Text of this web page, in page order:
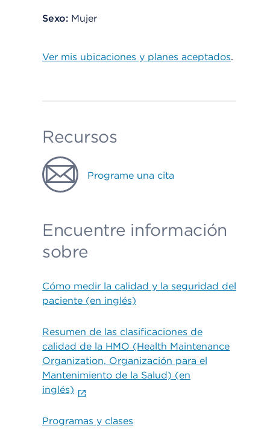
Sexo: Mujer
Ver mis ubicaciones y planes aceptados.
Recursos
Programe una cita
Encuentre información
sobre
Cómo medir la calidad y la seguridad del
paciente (en inglés)
Resumen de las clasificaciones de
calidad de la HMO (Health Maintenance
Organization, Organización para el
Mantenimiento de la Salud) (en
inglés)
Programas y clases